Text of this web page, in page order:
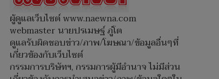
ผู้ดูแลเว็บไซต์ www.naewna.com
webmaster นายปรเมษฐ์ ภู่โต
ดูแลรับผิดชอบข่าว/ภาพ/โฆษณา/ข้อมูลอื่นๆที่
เกี่ยวข้องกับเว็บไซต์
กรรมการบริษัทฯ, กรรมการผู้มีอำนาจ ไม่มีส่วน